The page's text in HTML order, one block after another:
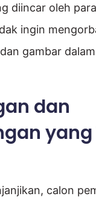
diincar oleh
ingin
gambar
dan
calon